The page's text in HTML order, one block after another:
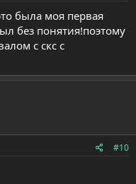
была моя первая
без понятия!поэтому
с скс с
#10